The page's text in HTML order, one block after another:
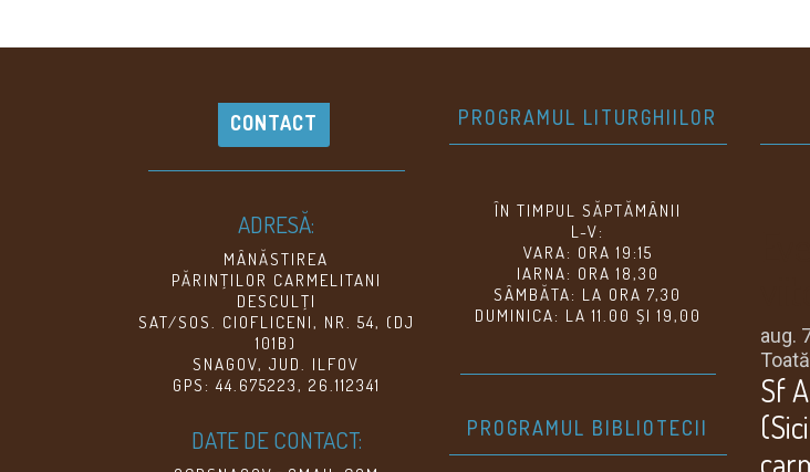
CONTACT
ADRESĂ:
MÂNĂSTIREA
PĂRINŢILOR CARMELITANI
DESCULŢI
SAT/SOS. CIOFLICENI, NR. 54, (DJ
101B)
SNAGOV, JUD. ILFOV
GPS: 44.675223, 26.112341
DATE DE CONTACT:
PROGRAMUL LITURGHIILOR
ÎN TIMPUL SĂPTĂMÂNII
L-V:
VARA: ORA 19:15
IARNA: ORA 18,30
SÂMBĂTA: LA ORA 7,30
DUMINICA: LA 11.00 ȘI 19,00
PROGRAMUL BIBLIOTECII
aug.
Sf